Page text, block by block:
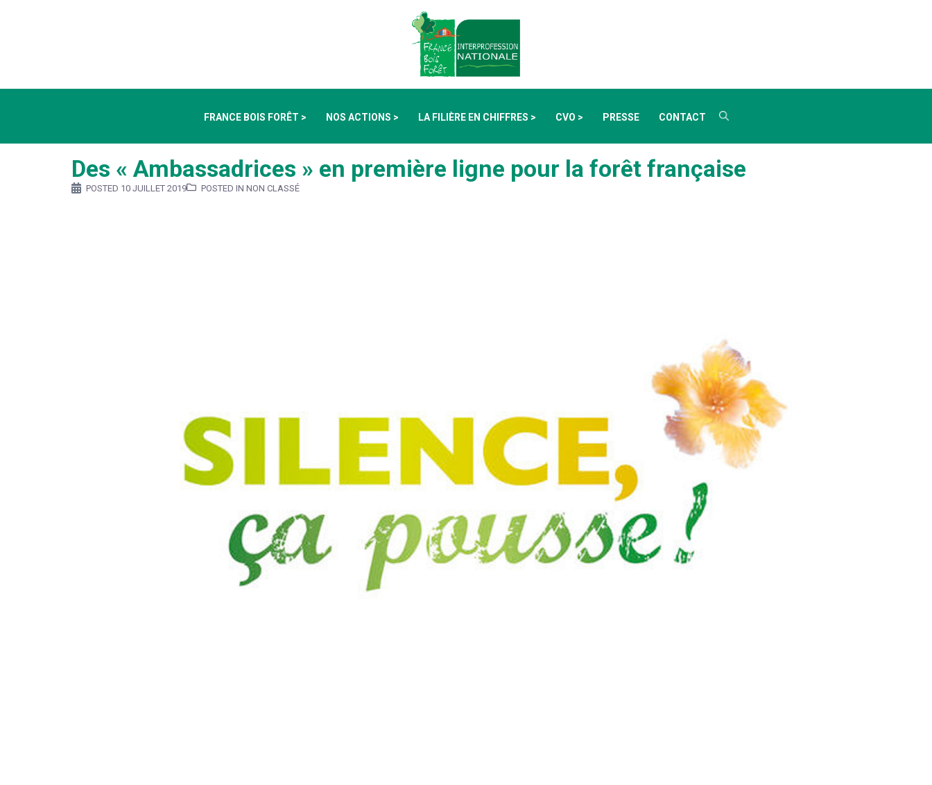
FRANCE BOIS FORÊT > NOS ACTIONS > LA FILIÈRE EN CHIFFRES > CVO > PRESSE CONTACT
Des « Ambassadrices » en première ligne pour la forêt française
POSTED 10 JUILLET 2019 POSTED IN NON CLASSÉ